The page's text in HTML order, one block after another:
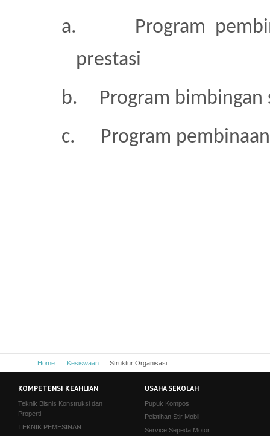
a.
Program
prestasi
b.
Program
c.
Program
Home Kesiswaan Struktur Organisasi
KOMPETENSI KEAHLIAN
Teknik Bisnis Konstruksi dan
Properti
TEKNIK PEMESINAN
USAHA SEKOLAH
Pupuk Kompos
Pelatihan Stir Mobil
Service Sepeda Motor